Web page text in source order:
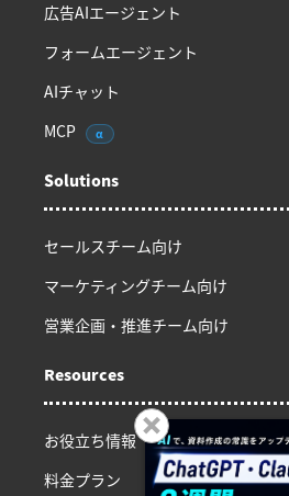
広告AIエージェント
フォームエージェント
AIチャット
MCP
α
Solutions
セールスチーム向け
マーケティングチーム向け
営業企画・推進チーム向け
Resources
お役立ち情報
料金プラン